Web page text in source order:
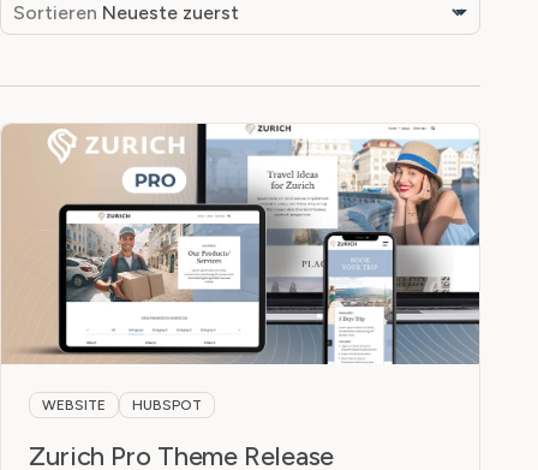
Sortieren
WEBSITE HUBSPOT
Zurich Pro Theme Release